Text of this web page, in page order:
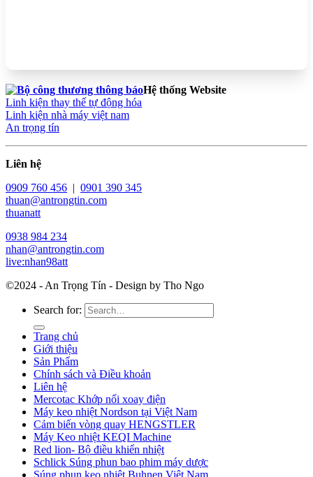
Hệ thống Website
Linh kiện thay thế tự động hóa
Linh kiện nhà máy việt nam
An trọng tín
Liên hệ
0909 760 456 | 0901 390 345
thuan@antrongtin.com
thuanatt
0938 984 234
nhan@antrongtin.com
live:nhan98att
©2024 - An Trọng Tín - Design by Tho Ngo
Search for:
Trang chủ
Giới thiệu
Sản Phẩm
Chính sách và Điều khoản
Liên hệ
Mercotac Khớp nối xoay điện
Máy keo nhiệt Nordson tại Việt Nam
Cảm biến vòng quay HENGSTLER
Máy Keo nhiệt KEQI Machine
Red lion- Bộ điều khiển nhiệt
Schlick Súng phun bao phim máy dược
Súng phun keo nhiệt Buhnen Việt Nam